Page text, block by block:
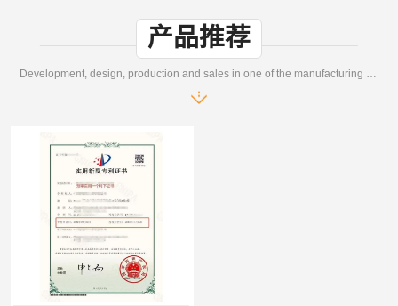
产品推荐
Development, design, production and sales in one of the manufacturing enterprises